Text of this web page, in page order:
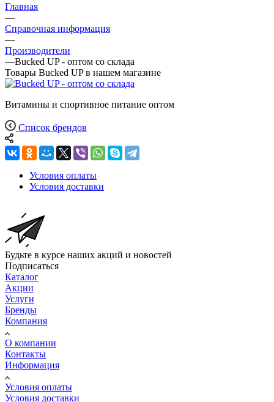
Главная
—
Справочная информация
—
Производители
—Bucked UP - оптом со склада
Товары Bucked UP в нашем магазине
Витамины и спортивное питание оптом
Список брендов
Условия оплаты
Условия доставки
Будьте в курсе наших акций и новостей
Подписаться
Каталог
Акции
Услуги
Бренды
Компания
О компании
Контакты
Информация
Условия оплаты
Условия доставки